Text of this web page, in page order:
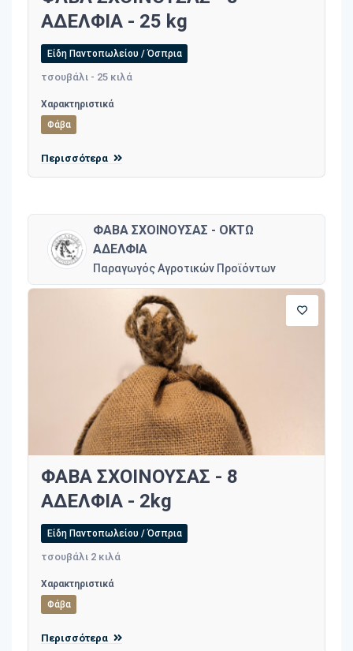
ΑΔΕΛΦΙΑ - 25 kg
Είδη Παντοπωλείου / Όσπρια
τσουβάλι - 25 κιλά
Χαρακτηριστικά
Φάβα
Περισσότερα
ΦΑΒΑ ΣΧΟΙΝΟΥΣΑΣ - ΟΚΤΩ
ΑΔΕΛΦΙΑ
Παραγωγός Αγροτικών Προϊόντων
ΦΑΒΑ ΣΧΟΙΝΟΥΣΑΣ - 8
ΑΔΕΛΦΙΑ - 2kg
Είδη Παντοπωλείου / Όσπρια
τσουβάλι 2 κιλά
Χαρακτηριστικά
Φάβα
Περισσότερα